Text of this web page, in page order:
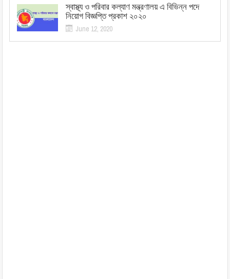
স্বাস্থ্য ও পরিবার কল্যাণ মন্ত্রণালয় এ বিভিন্ন পদে
নিয়োগ বিজ্ঞপ্তি প্রকাশ ২০২০
June 12, 2020